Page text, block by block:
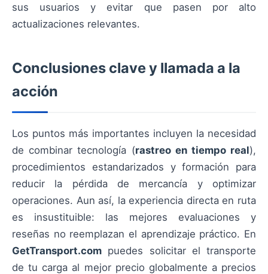
sus usuarios y evitar que pasen por alto
actualizaciones relevantes.
Conclusiones clave y llamada a la
acción
Los puntos más importantes incluyen la necesidad
de combinar tecnología (rastreo en tiempo real),
procedimientos estandarizados y formación para
reducir la pérdida de mercancía y optimizar
operaciones. Aun así, la experiencia directa en ruta
es insustituible: las mejores evaluaciones y
reseñas no reemplazan el aprendizaje práctico. En
GetTransport.com puedes solicitar el transporte
de tu carga al mejor precio globalmente a precios